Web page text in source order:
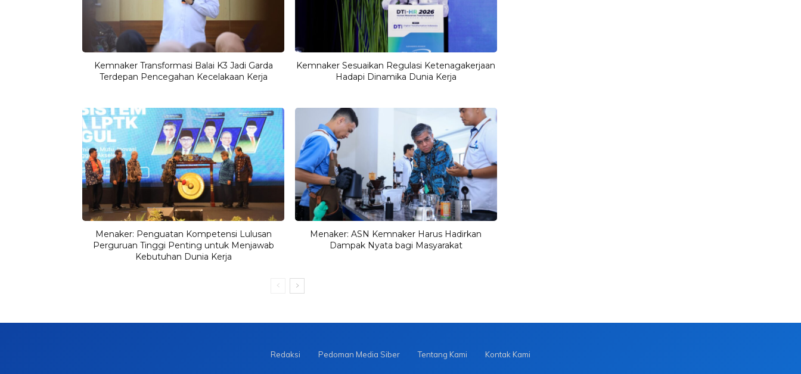
Kemnaker Transformasi Balai K3 Jadi Garda
Terdepan Pencegahan Kecelakaan Kerja
Kemnaker Sesuaikan Regulasi Ketenagakerjaan
Hadapi Dinamika Dunia Kerja
Menaker: Penguatan Kompetensi Lulusan
Perguruan Tinggi Penting untuk Menjawab
Kebutuhan Dunia Kerja
Menaker: ASN Kemnaker Harus Hadirkan
Dampak Nyata bagi Masyarakat
Redaksi Pedoman Media Siber Tentang Kami Kontak Kami